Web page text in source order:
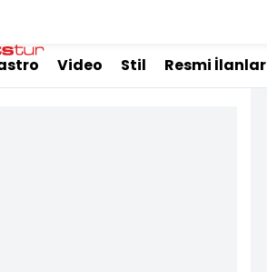
Video Stil Resmi İlanlar